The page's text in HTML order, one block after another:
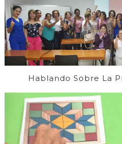
Hablando Sobre La